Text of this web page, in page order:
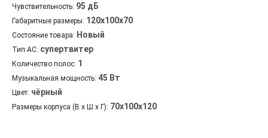
Чувствительность: 95 дБ
Габаритные размеры: 120х100х70
Состояние товара: Новый
Тип АС: супертвитер
Количество полос: 1
Музыкальная мощность: 45 Вт
Цвет: чёрный
Размеры корпуса (В х Ш х Г): 70х100х120